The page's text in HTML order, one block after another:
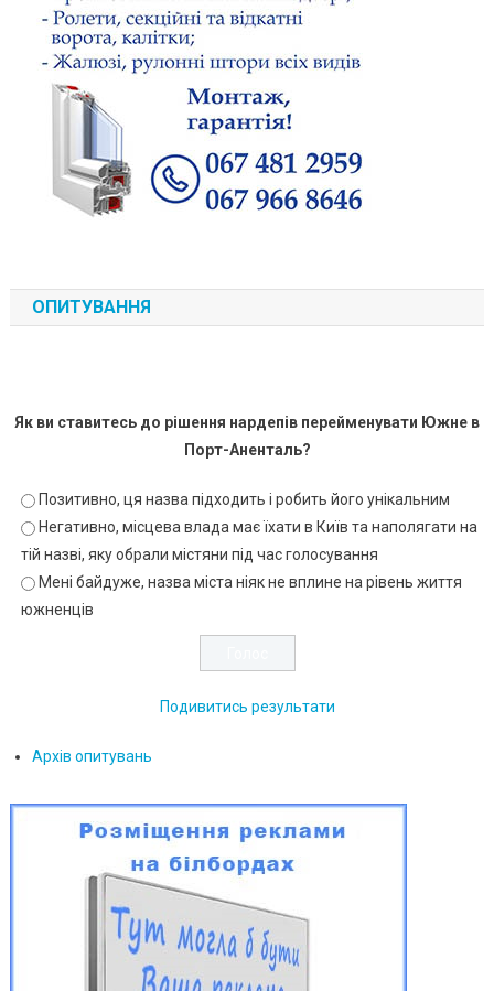
ОПИТУВАННЯ
Як ви ставитесь до рішення нардепів перейменувати Южне в
Порт-Аненталь?
Позитивно, ця назва підходить і робить його унікальним
Негативно, місцева влада має їхати в Київ та наполягати на
тій назві, яку обрали містяни під час голосування
Мені байдуже, назва міста ніяк не вплине на рівень життя
южненців
Подивитись результати
Архів опитувань